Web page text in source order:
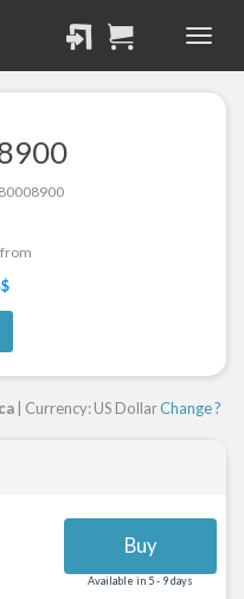
$
| Currency: US DollarChange ?
Buy
Available in 5 - 9 days
تم إضافة القطعة بنجاح.تم إضافة
بنجاح.
Cart